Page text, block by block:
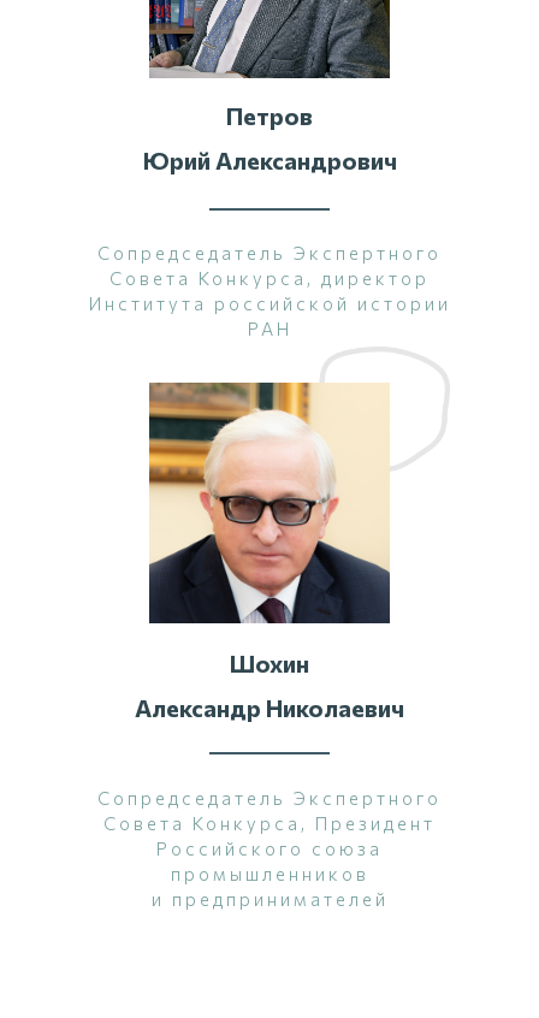
Петров
Юрий Александрович
Сопредседатель Экспертного
Совета Конкурса, директор
Института российской истории
РАН
Шохин
Александр Николаевич
Сопредседатель Экспертного
Совета Конкурса, Президент
Российского союза
промышленников
и предпринимателей